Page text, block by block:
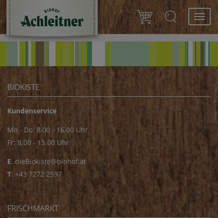
BIOKISTE
Kundenservice
Mo - Do: 8.00 - 16.00 Uhr
Fr: 8.00 - 15.00 Uhr
E. dieBiokiste@biohof.at
T. +43 7272 2597
FRISCHMARKT